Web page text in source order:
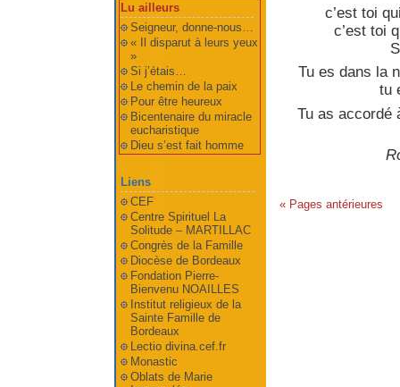
c’est toi
c’est toi
Tu es dans la
tu
Tu as accordé
« Pages antérieures
Lu ailleurs
Seigneur, donne-nous…
« Il disparut à leurs yeux
»
Si j’étais…
Le chemin de la paix
Pour être heureux
Bicentenaire du miracle
eucharistique
Dieu s’est fait homme
Liens
CEF
Centre Spirituel La
Solitude – MARTILLAC
Congrès de la Famille
Diocèse de Bordeaux
Fondation Pierre-
Bienvenu NOAILLES
Institut religieux de la
Sainte Famille de
Bordeaux
Lectio divina.cef.fr
Monastic
Oblats de Marie